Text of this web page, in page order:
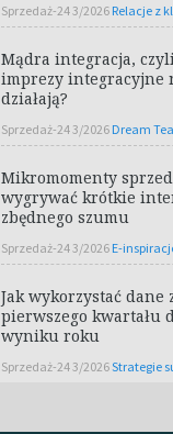
Sprzedaż-24 3/2026 Relacje z
Mądra integracja,
imprezy integracyjne
działają?
Sprzedaż-24 3/2026 Dream
Mikromomenty
wygrywać krótkie
zbędnego szumu
Sprzedaż-24 3/2026 E-
Jak wykorzystać dane
pierwszego kwartału
wyniku roku
Sprzedaż-24 3/2026Strategie